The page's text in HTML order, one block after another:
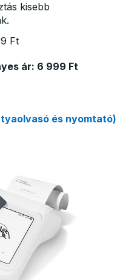
kisebb
Ft
ár: 6 999 Ft
és nyomtató)